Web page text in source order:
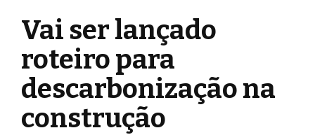
Vai ser lançado
roteiro para
descarbonização na
construção